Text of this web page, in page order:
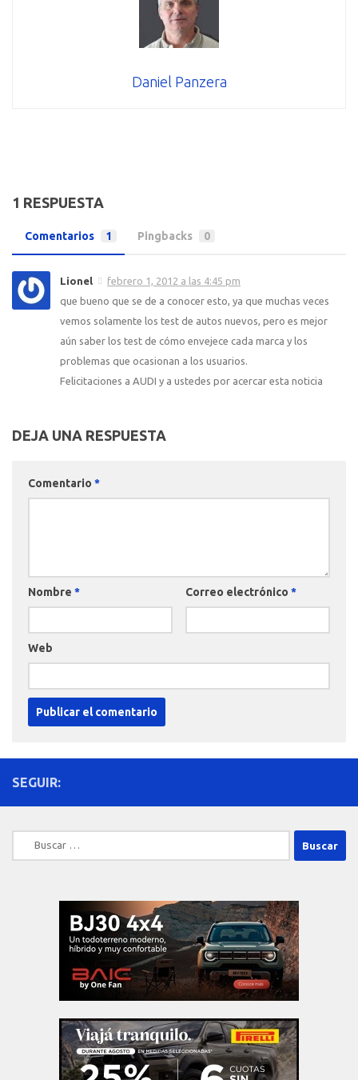
Daniel Panzera
1 RESPUESTA
Comentarios 1 Pingbacks 0
Lionel
febrero 1, 2012 a las 4:45 pm
que bueno que se de a conocer esto, ya que muchas veces
vemos solamente los test de autos nuevos, pero es mejor
aún saber los test de cómo envejece cada marca y los
problemas que ocasionan a los usuarios.
Felicitaciones a AUDI y a ustedes por acercar esta noticia
DEJA UNA RESPUESTA
Comentario *
Nombre * Correo electrónico *
Web
SEGUIR:
Buscar: